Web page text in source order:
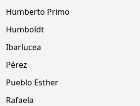
Humberto Primo
Humboldt
Ibarlucea
Pérez
Pueblo Esther
Rafaela